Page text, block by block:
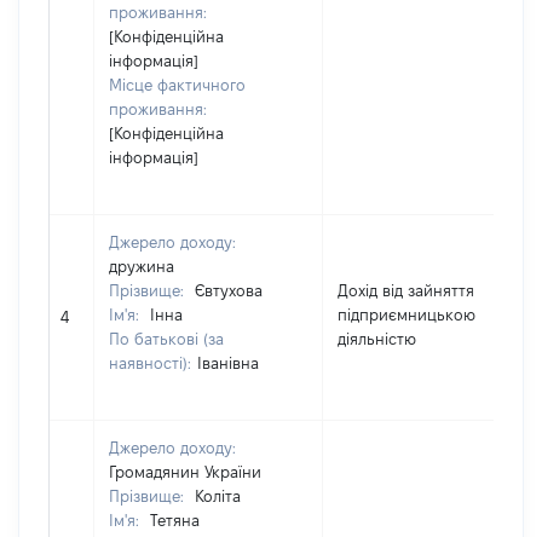
проживання:
[Конфіденційна
інформація]
Місце фактичного
проживання:
[Конфіденційна
інформація]
4
Джерело доходу:
дружина
Прізвище:
Євтухова
Ім'я:
Інна
По батькові (за
наявності):
Іванівна
Дохід від зайняття
підприємницькою
діяльністю
Джерело доходу:
Громадянин України
Прізвище:
Коліта
Ім'я:
Тетяна